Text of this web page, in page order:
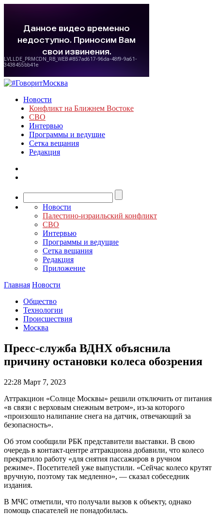
Новости
Конфликт на Ближнем Востоке
СВО
Интервью
Программы и ведущие
Сетка вещания
Редакция
Новости
Палестино-израильский конфликт
СВО
Интервью
Программы и ведущие
Сетка вещания
Редакция
Приложение
Главная Новости
Общество
Технологии
Происшествия
Москва
Пресс-служба ВДНХ объяснила
причину остановки колеса обозрения
22:28 Март 7, 2023
Аттракцион «Солнце Москвы» решили отключить от питания
«в связи с верховым снежным ветром», из-за которого
«произошло налипание снега на датчик, отвечающий за
безопасность».
Об этом сообщили РБК представители выставки. В свою
очередь в контакт-центре аттракциона добавили, что колесо
прекратило работу «для снятия пассажиров в ручном
режиме». Посетителей уже выпустили. «Сейчас колесо крутят
вручную, поэтому так медленно», — сказал собеседник
издания.
В МЧС отметили, что получали вызов к объекту, однако
помощь спасателей не понадобилась.